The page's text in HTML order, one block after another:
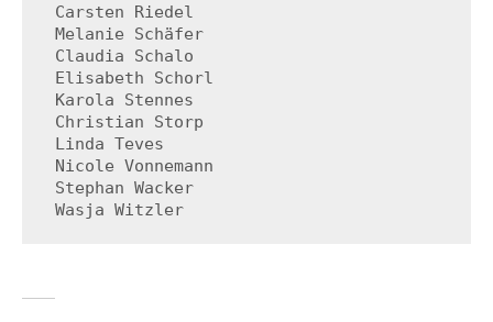
Carsten Riedel
Melanie Schäfer
Claudia Schalo
Elisabeth Schorl
Karola Stennes
Christian Storp
Linda Teves
Nicole Vonnemann
Stephan Wacker
Wasja Witzler